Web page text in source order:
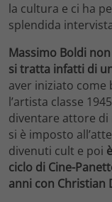
la cultura e ci ha
splendida
Massimo Boldi
si tratta infatti di
aver iniziato come
l’artista classe
diventare attore di
si è imposto
divenuti cult e poi
ciclo di Cine-
anni con Christian